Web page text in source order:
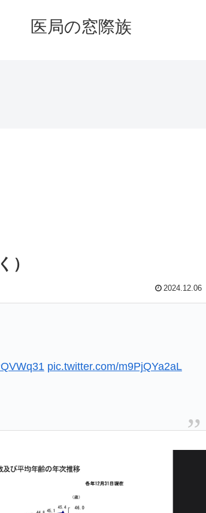
医局の窓際族
）
2024.12.06
pic.twitter.com/m9PjQYa2aL